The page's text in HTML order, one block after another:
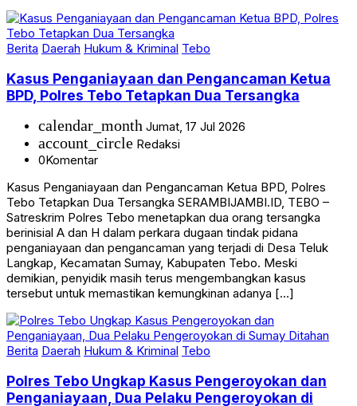
Berita Daerah Hukum & Kriminal Tebo
Kasus Penganiayaan dan Pengancaman Ketua
BPD, Polres Tebo Tetapkan Dua Tersangka
calendar_month Jumat, 17 Jul 2026
account_circle Redaksi
0Komentar
Kasus Penganiayaan dan Pengancaman Ketua BPD, Polres
Tebo Tetapkan Dua Tersangka SERAMBIJAMBI.ID, TEBO –
Satreskrim Polres Tebo menetapkan dua orang tersangka
berinisial A dan H dalam perkara dugaan tindak pidana
penganiayaan dan pengancaman yang terjadi di Desa Teluk
Langkap, Kecamatan Sumay, Kabupaten Tebo. Meski
demikian, penyidik masih terus mengembangkan kasus
tersebut untuk memastikan kemungkinan adanya […]
Berita Daerah Hukum & Kriminal Tebo
Polres Tebo Ungkap Kasus Pengeroyokan dan
Penganiayaan, Dua Pelaku Pengeroyokan di